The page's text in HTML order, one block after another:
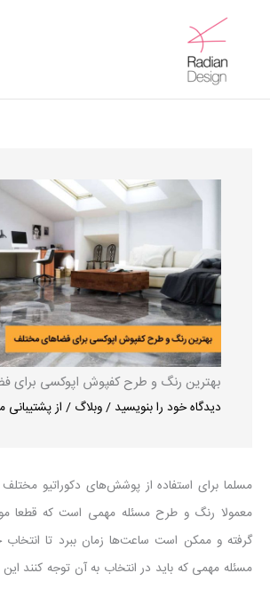
بهترین رنگ و طرح کفپوش اپوکسی برای
دیدگاه‌ خود را بنویسید /وبلاگ / ازپشتیبانی
مسلما برای استفاده از پوشش‌های دکوراتیو
معمولا رنگ و طرح مسئله مهمی است که قطعا
گرفته و ممکن است ساعت‌ها زمان ببرد تا انتخاب
مسئله مهمی که باید در انتخاب به آن توجه کنند